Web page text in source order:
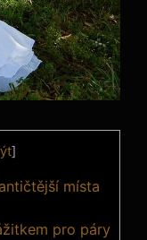
]
místa
pro páry